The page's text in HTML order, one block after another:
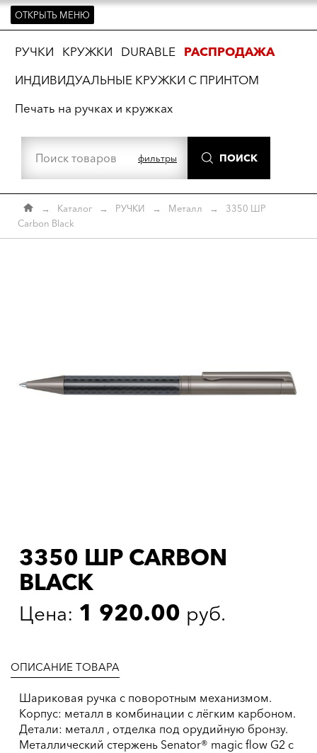
ОТКРЫТЬ МЕНЮ
РУЧКИ КРУЖКИ DURABLE
РАСПРОДАЖА
ИНДИВИДУАЛЬНЫЕ КРУЖКИ С ПРИНТОМ
Печать на ручках и кружках
фильтры ПОИСК
→ Каталог → РУЧКИ → Металл →
3350 ШР
Carbon Black
3350 ШР CARBON
BLACK
Цена: 1 920.00 руб.
ОПИСАНИЕ ТОВАРА
Шариковая ручка с поворотным механизмом.
Корпус: металл в комбинации с лёгким карбоном.
Детали: металл , отделка под орудийную бронзу.
Металлический стержень Senator® magic flow G2 с